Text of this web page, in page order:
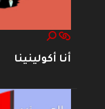
أنا أكولينينا